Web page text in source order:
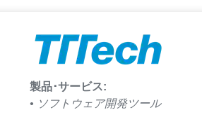
製品･サービス:
• ソフトウェア開発ツール